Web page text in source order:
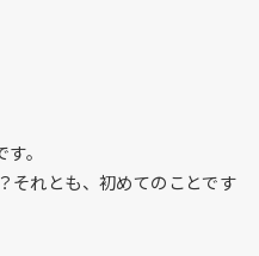
。
それとも、初めてのことです